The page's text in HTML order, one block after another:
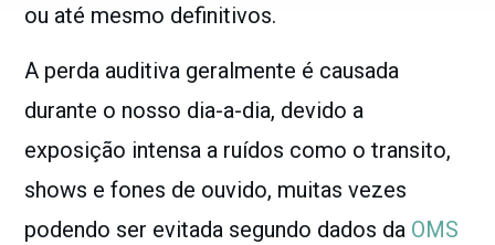
ou até mesmo definitivos.
A perda auditiva geralmente é causada
durante o nosso dia-a-dia, devido a
exposição intensa a ruídos como o transito,
shows e fones de ouvido, muitas vezes
podendo ser evitada segundo dados da OMS